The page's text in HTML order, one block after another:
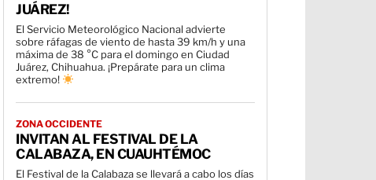
JUÁREZ!
El Servicio Meteorológico Nacional advierte
sobre ráfagas de viento de hasta 39 km/h y una
máxima de 38 °C para el domingo en Ciudad
Juárez, Chihuahua. ¡Prepárate para un clima
extremo!
ZONA OCCIDENTE
INVITAN AL FESTIVAL DE LA
CALABAZA, EN CUAUHTÉMOC
El Festival de la Calabaza se llevará a cabo los días